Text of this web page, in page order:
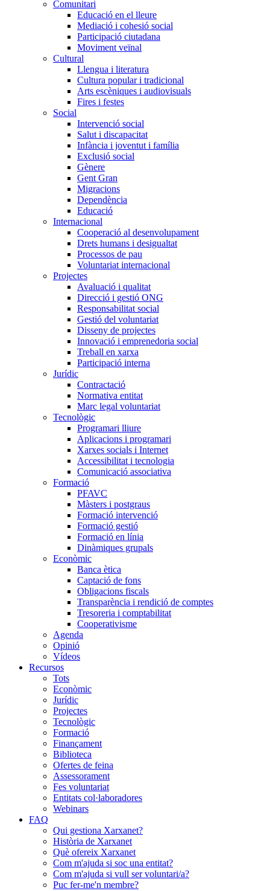
Comunitari
Educació en el lleure
Mediació i cohesió social
Participació ciutadana
Moviment veïnal
Cultural
Llengua i literatura
Cultura popular i tradicional
Arts escèniques i audiovisuals
Fires i festes
Social
Intervenció social
Salut i discapacitat
Infància i joventut i família
Exclusió social
Gènere
Gent Gran
Migracions
Dependència
Educació
Internacional
Cooperació al desenvolupament
Drets humans i desigualtat
Processos de pau
Voluntariat internacional
Projectes
Avaluació i qualitat
Direcció i gestió ONG
Responsabilitat social
Gestió del voluntariat
Disseny de projectes
Innovació i emprenedoria social
Treball en xarxa
Participació interna
Jurídic
Contractació
Normativa entitat
Marc legal voluntariat
Tecnològic
Programari lliure
Aplicacions i programari
Xarxes socials i Internet
Accessibilitat i tecnologia
Comunicació associativa
Formació
PFAVC
Màsters i postgraus
Formació intervenció
Formació gestió
Formació en línia
Dinàmiques grupals
Econòmic
Banca ètica
Captació de fons
Obligacions fiscals
Transparència i rendició de comptes
Tresoreria i comptabilitat
Cooperativisme
Agenda
Opinió
Vídeos
Recursos
Tots
Econòmic
Jurídic
Projectes
Tecnològic
Formació
Finançament
Biblioteca
Ofertes de feina
Assessorament
Fes voluntariat
Entitats col·laboradores
Webinars
FAQ
Qui gestiona Xarxanet?
Història de Xarxanet
Què ofereix Xarxanet
Com m'ajuda si soc una entitat?
Com m'ajuda si vull ser voluntari/a?
Puc fer-me'n membre?